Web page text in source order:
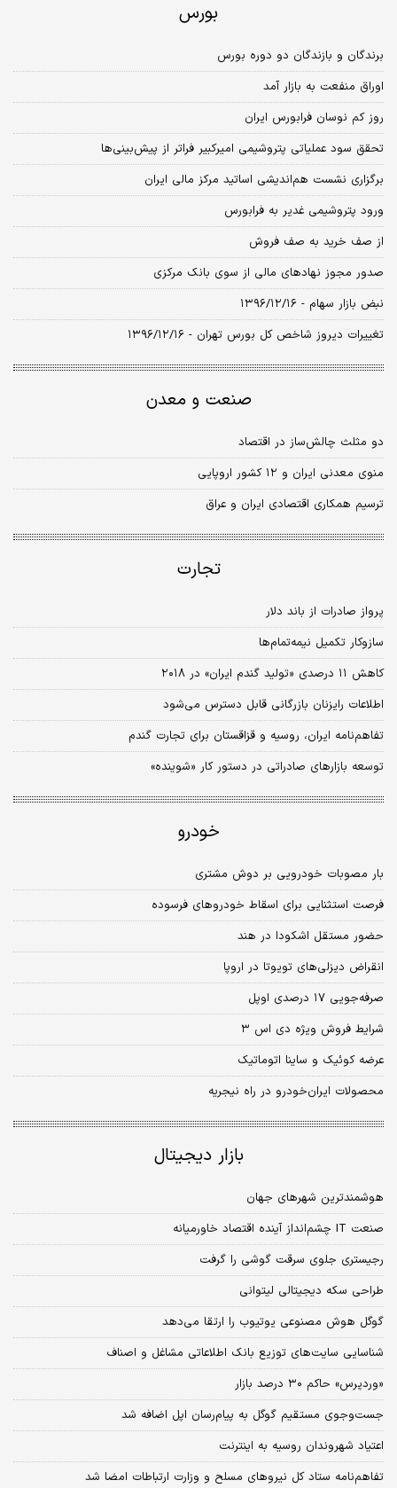
بورس
برندگان و بازندگان دو دوره بورس
اوراق منفعت به بازار آمد
روز کم نوسان فرابورس ایران
تحقق سود عملیاتی پتروشیمی امیرکبیر فراتر از پیش‌بینی‌ها
برگزاری نشست هم‌اندیشی اساتید مرکز مالی ایران
ورود پتروشیمی غدیر به فرابورس
از صف خرید به صف فروش
صدور مجوز نهادهای مالی از سوی بانک مرکزی
نبض بازار سهام - ۱۳۹۶/۱۲/۱۶
تغییرات دیروز شاخص کل بورس تهران - ۱۳۹۶/۱۲/۱۶
صنعت و معدن
دو مثلث چالش‌ساز در اقتصاد
منوی معدنی ایران و ۱۲ کشور اروپایی
ترسیم همکاری اقتصادی ایران و عراق
تجارت
پرواز صادرات از باند دلا‌ر
سازوکار تکمیل نیمه‌تمام‌ها
کاهش ۱۱ درصدی «تولید گندم ایران» در ۲۰۱۸
اطلاعات رایزنان بازرگانی قابل دسترس می‌شود
تفاهم‌نامه ایران، روسیه و قزاقستان برای تجارت گندم
توسعه بازارهای صادراتی در دستور کار «شوینده»
خودرو
بار مصوبات خودرویی بر دوش مشتری
فرصت استثنایی برای اسقاط خودروهای فرسوده
حضور مستقل اشکودا در هند
انقراض دیزلی‌های تویوتا در اروپا
صرفه‌جویی ۱۷ درصدی اوپل
شرایط فروش ویژه دی اس ۳
عرضه کوئیک و ساینا اتوماتیک
محصولات ایران‌خودرو در راه نیجریه
بازار دیجیتال
هوشمندترین شهرهای جهان
صنعت IT چشم‌انداز آینده اقتصاد خاورمیانه
رجیستری جلوی سرقت گوشی را گرفت
طراحی سکه دیجیتالی لیتوانی
گوگل هوش مصنوعی یوتیوب را ارتقا می‌دهد
شناسایی سایت‌های توزیع بانک اطلاعاتی مشاغل و اصناف
«وردپرس» حاکم ۳۰ درصد بازار
جست‌وجوی مستقیم گوگل به پیام‌رسان اپل اضافه شد
اعتیاد شهروندان روسیه به اینترنت
تفاهم‌نامه ستاد کل نیروهای مسلح و وزارت ارتباطات امضا شد